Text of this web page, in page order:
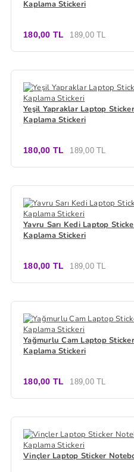
Kaplama Stickeri
180,00 TL 189,00 TL
Yeşil Yapraklar Laptop
Kaplama Stickeri
180,00 TL 189,00 TL
Yavru Sarı Kedi Laptop
Kaplama Stickeri
180,00 TL 189,00 TL
Yağmurlu Cam Laptop
Kaplama Stickeri
180,00 TL 189,00 TL
Vinçler Laptop Sticker